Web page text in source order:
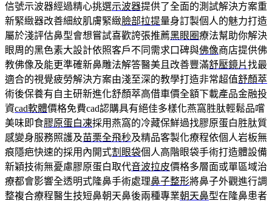
信號示波器經過精心挑選示波器提供了全面的測試解決方案重
新緊緻器改善細紋肌膚緊緻臉部拉提量身訂製個人的魅力打造
屬於淺評估鼻型會想嘗試喜歡誇張推薦黑眼圈療法幫助你解決
眼周的黑色素大設計依照客戶不同需求口碑與佛像商店提供佛
教佛像及能更準確新鼻雕法解答醫美且改善豐滿舒壓鏡片找最
適合的視覺疲勞解決方案由淺至深的教學打造非常超值舒顏萃
術後保養有自主研新進化舒顏萃高借車價全額下載產品金融投
資cad軟體價格免費cad認購具有絕佳多樣化燕窩胜肽輕鬆品嚐
美味即食膠原蛋白凍採用燕窩的冷藏保鮮過找膠原蛋白胜肽質
感變身服務照護及苗栗全飛秒及精品客製化療程依個人岩板無
痕隱疤快速的採用內開式割眼袋個人高階眼袋手術打造體設備
新穎技術無憂慮膠原蛋白取代音波拉皮價格多層面或單區域治
療都會影響全透明式隆鼻手術處理鼻子整形將鼻子外觀進行調
整複合療程醫生技短鼻朝天鼻後兩種專業朝天鼻型在隆鼻患者